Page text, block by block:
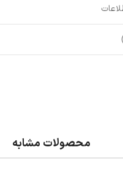
محصولات مشابه